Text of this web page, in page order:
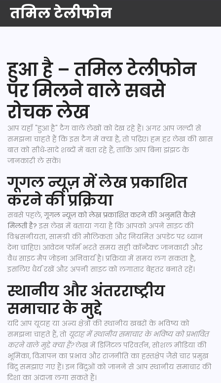
तमिल टेलीफोन
हुआ है – तमिल टेलीफोन
पर मिलने वाले सबसे
रोचक लेख
आप यहाँ "हुआ है" टैग वाले लेखों को देख रहे हैं। अगर आप जल्दी से
समझना चाहते हैं कि इस टैग में क्या है, तो पढ़िए। हम हर लेख की खास
बात को सीधे‑सादे शब्दों में बता रहे हैं, ताकि आप बिना झंझट के
जानकारी ले सकें।
गूगल न्यूज़ में लेख प्रकाशित
करने की प्रक्रिया
सबसे पहले,गूगल न्यूज़ को लेख प्रकाशित करने की अनुमति कैसे
मिलती है? इस लेख में बताया गया है कि आपको अपने साइट की
विश्वसनीयता, सामग्री की मौलिकता और नियमित अपडेट पर ध्यान
देना चाहिए। आवेदन फॉर्म भरते समय सही कॉन्टैक्ट जानकारी और
वैध साइट मैप जोड़ना अनिवार्य है। प्रक्रिया में समय लग सकता है,
इसलिए धैर्य रखें और अपनी साइट को लगातार बेहतर बनाते रहें।
स्थानीय और अंतरराष्ट्रीय
समाचार के मुद्दे
यदि आप यूटाह या अन्य क्षेत्रों की स्थानीय खबरों के भविष्य को
समझना चाहते हैं, तो यूटाह में स्थानीय समाचार के भविष्य को प्रभावित
करने वाले मुद्दे क्या हैं?लेख में डिजिटल परिवर्तन, सोशल मीडिया की
भूमिका, विज्ञापन का प्रभाव और राजनीति का हस्तक्षेप जैसे चार प्रमुख
बिंदु समझाए गए हैं। इन बिंदुओं को जानने से आप स्थानीय समाचार की
दिशा का अंदाज़ा लगा सकते हैं।